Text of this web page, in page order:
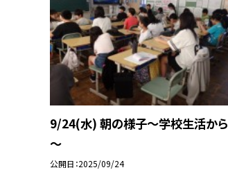
9/24(水) 朝の様子～学校生活から
～
公開日 2025/09/24